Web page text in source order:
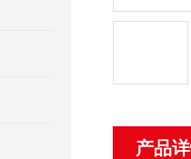
产品